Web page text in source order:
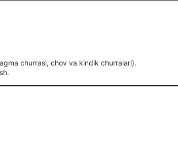
churrasi, chov va kindik churralari).